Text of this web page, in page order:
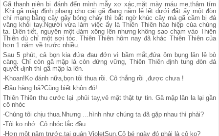
Gã thanh niên bị đánh đến mình mẫy xơ xác,mặt mày máu me,thâm tím
.Khi gã mập định phang cho cái gã đang nằm lê lết dưới đất ấy một đòn
chí mạng bằng cậy gậy bóng chày thì bất ngờ khúc cây mà gã cầm bị đá
văng khỏi tay.Người vừa làm việc ấy là Thiên Thiên hào hiệp của chúng
ta. Điên tiết, nguyên một đám xông lên nhưng không sao chạm vào Thiên
Thiên dù chỉ một sợi tóc. Thiên Thiên hôm nay đã khác Thiên Thiên của
hơn 1 năm về trước nhiều.
Sau 5 phút, cả bọn kia đứa đau đớn vì bầm mắt,đứa ôm bụng lăn lê bò
càng. Chỉ còn gã mập là còn đứng vững, Thiên Thiên định tung đòn đá
quyết định thì gã mập la lên.
-Khoan!Ko đánh nữa,bọn tôi thua rồi. Cô thắng rồi ,được chưa !
-Đầu hàng hả?Cũng biết khôn đó!
Thiên Thiên thu cước lại ,phủi tay,vẻ mặt thật tự tin. Gã mập lân la lại gần
cô nhóc
-Chúng tôi chịu thua.Nhưng …hình như chúng ta đã gặp nhau thì phải?
-Tôi ko nhớ. Cô nhóc lắc đầu.
-Hơn một năm trước,tại quán VioletSun.Cô bé ngày đó phải là cô ko?